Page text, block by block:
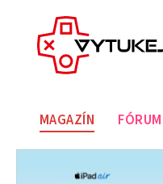
MAGAZÍN FÓRUM